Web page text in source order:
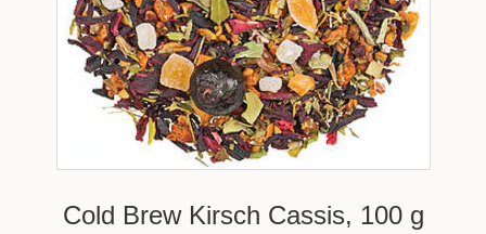
Cold Brew Kirsch Cassis, 100 g